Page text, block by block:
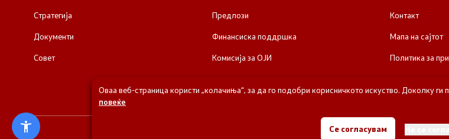
Стратегија
Документи
Совет
Предлози
Финансиска поддршка
Комисија за ОЈИ
Контакт
Мапа на сајтот
Политика за
© 2026 Одделение за соработка со невладините организации -
Оваа веб-страница користи „колачиња“, за да го подобри корисничкото искуство. Доколку ги
повеќе
Се согласувам